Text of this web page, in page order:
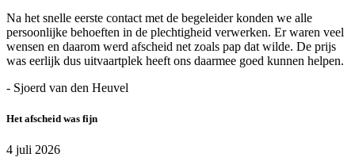
Na het snelle eerste contact met de begeleider konden we alle
persoonlijke behoeften in de plechtigheid verwerken. Er waren veel
wensen en daarom werd afscheid net zoals pap dat wilde. De prijs
was eerlijk dus uitvaartplek heeft ons daarmee goed kunnen helpen.
- Sjoerd van den Heuvel
Het afscheid was fijn
4 juli 2026